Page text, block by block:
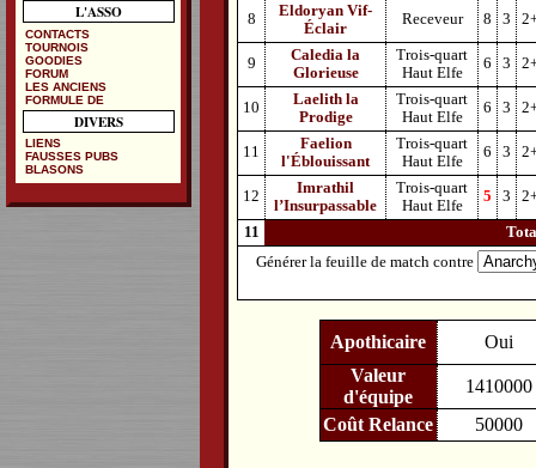
Générer la feuille de match contre
8
Eldoryan Vif-
Éclair
Receveur 8 3
9
Caledia la
Glorieuse
Trois-quart
Haut Elfe
6 3
10
Laelith la
Prodige
Trois-quart
Haut Elfe
6 3
11
Faelion
l'Éblouissant
Trois-quart
Haut Elfe
6 3
12
Imrathil
l’Insurpassable
Trois-quart
Haut Elfe
5 3
11
Apothicaire
Oui
Valeur
d'équipe
1410000
Coût Relance
50000
L'ASSO
CONTACTS
TOURNOIS
GOODIES
FORUM
LES ANCIENS
FORMULE DE
DIVERS
LIENS
FAUSSES PUBS
BLASONS